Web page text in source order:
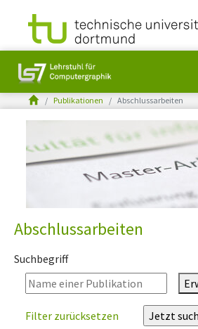
Skip to main content
You are here:Publikationen Abschlussarbeiten
Abschlussarbeiten
Suchbegriff
Filter zurücksetzen